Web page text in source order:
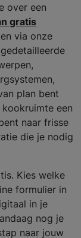
over een
gratis
via onze
plan bent
een
naar frisse
die je nodig
Kies welke
formulier in
in je
nog je
naar jouw